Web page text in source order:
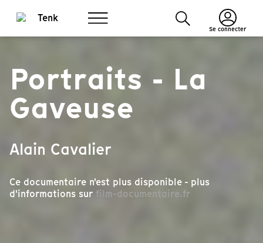
Se connecter
Portraits - La
Gaveuse
Alain Cavalier
Ce documentaire n'est plus disponible - plus
d'informations sur film-documentaire.fr